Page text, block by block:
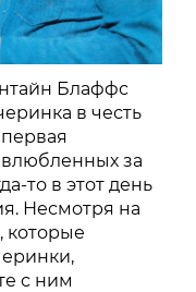
Блаффс
в честь
влюбленных за
то в этот день
Несмотря на
которые
с ним